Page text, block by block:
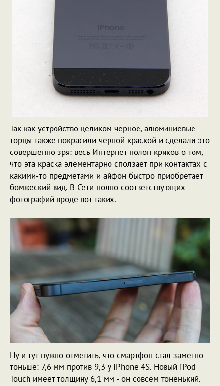
Так как устройство целиком черное, алюминиевые
торцы также покрасили черной краской и сделали это
совершенно зря: весь Интернет полон криков о том,
что эта краска элементарно сползает при контактах с
какими-то предметами и айфон быстро приобретает
бомжеский вид. В Сети полно соответствующих
фотографий вроде вот таких.
Ну и тут нужно отметить, что смартфон стал заметно
тоньше: 7,6 мм против 9,3 у iPhone 4S. Новый iPod
Touch имеет толщину 6,1 мм - он совсем тоненький.